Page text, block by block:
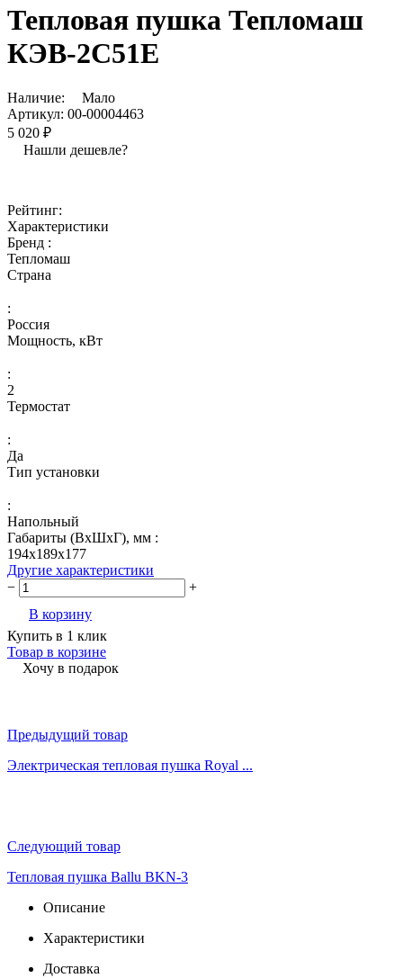
Тепловая пушка Тепломаш
КЭВ-2С51Е
Наличие:
Мало
Артикул: 00-00004463
5 020 ₽
Нашли дешевле?
Рейтинг:
Характеристики
Бренд :
Тепломаш
Страна
:
Россия
Мощность, кВт
:
2
Термостат
:
Да
Тип установки
:
Напольный
Габариты (ВхШхГ), мм :
194x189x177
Другие характеристики
−
+
В корзину
Купить в 1 клик
Товар в корзине
Хочу в подарок
Предыдущий товар
Электрическая тепловая пушка Royal ...
Следующий товар
Тепловая пушка Ballu BKN-3
Описание
Характеристики
Доставка